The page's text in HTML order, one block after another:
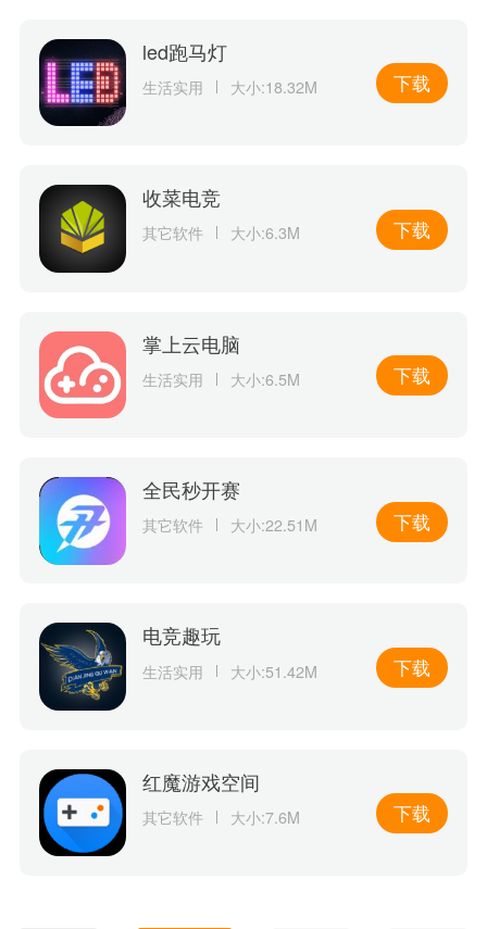
led跑马灯
生活实用 大小:18.32M 下载
收菜电竞
其它软件 大小:6.3M 下载
掌上云电脑
生活实用 大小:6.5M 下载
全民秒开赛
其它软件 大小:22.51M 下载
电竞趣玩
生活实用 大小:51.42M 下载
红魔游戏空间
其它软件 大小:7.6M 下载